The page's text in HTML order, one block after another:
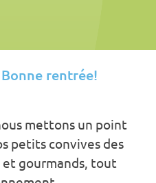
Bonne rentrée!
mettons un point
petits convives des
et gourmands, tout